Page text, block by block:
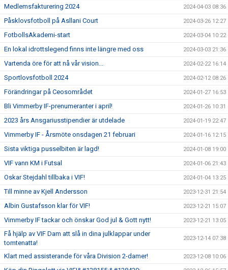
Medlemsfakturering 2024 2024-04-03 08:36
Påsklovsfotboll på Asllani Court 2024-03-26 12:27
FotbollsAkademi-start 2024-03-04 10:22
En lokal idrottslegend finns inte längre med oss 2024-03-03 21:36
Vartenda öre för att nå vår vision... 2024-02-22 16:14
Sportlovsfotboll 2024 2024-02-12 08:26
Förändringar på Ceosområdet 2024-01-27 16:53
Bli Vimmerby IF-prenumeranter i april! 2024-01-26 10:31
2023 års Ansgariusstipendier är utdelade 2024-01-19 22:47
Vimmerby IF - Årsmöte onsdagen 21 februari 2024-01-16 12:15
Sista viktiga pusselbiten är lagd! 2024-01-08 19:00
VIF vann KM i Futsal 2024-01-06 21:43
Oskar Stejdahl tillbaka i VIF! 2024-01-04 13:25
Till minne av Kjell Andersson 2023-12-31 21:54
Albin Gustafsson klar för VIF! 2023-12-21 15:07
Vimmerby IF tackar och önskar God jul & Gott nytt! 2023-12-21 13:05
Få hjälp av VIF Dam att slå in dina julklappar under
tomtenatta!
2023-12-14 07:38
Klart med assisterande för våra Division 2-damer! 2023-12-08 10:06